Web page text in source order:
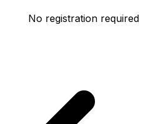
No registration required